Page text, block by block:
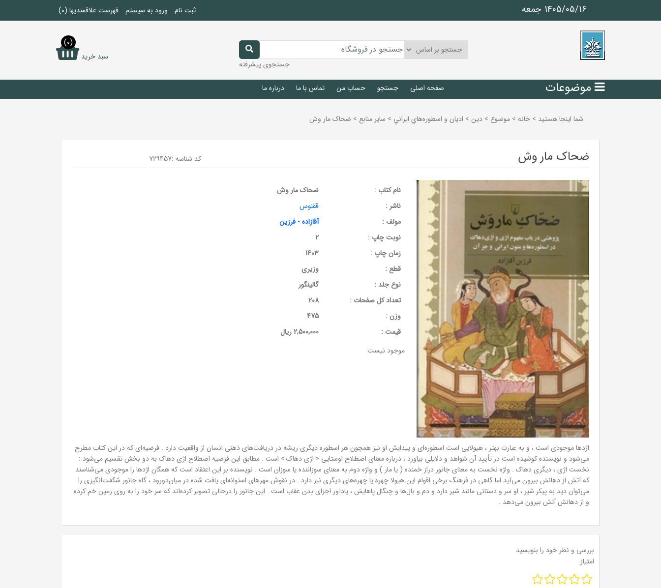
1405/05/16 جمعه ثبت نام ورود به سیستم فهرست علاقمندیها (0)
جستجوی پیشرفته
سبد خرید
(0)
موضوعات صفحه اصلی جستجو حساب من تماس با ما درباره ما
شما اینجا هستید > خانه > موضوع > دين > اديان و اسطوره‌هاي ايراني > ساير منابع > ضحاک مار وش
ضحاک مار وش کد شناسه :729457
نام کتاب :
ضحاک مار وش
ناشر :
ققنوس
مولف :
آقازاده - فرزین
نوبت چاپ :
2
زمان چاپ :
1403
قطع :
وزیری
نوع جلد :
گالینگور
تعداد کل صفحات :
208
وزن :
475
قيمت :
2,500,000 ریال
موجود نیست
اژدها موجودی است ، و به عبارت بهتر ، هیولایی است اسطوره‌ای و پیدایش او نیز همچون هر اسطوره دیگری ریشه در دریافت‌های ذهنی انسان از واقعیت دارد . فرضیه‌ای که در این کتاب مطرح
می‌شود و نویسنده کوشیده است در تأیید آن شواهد و دلایلی بیاورد ، درباره معنای اصطلاح اوستایی « اژی دهاک » است . مطابق این فرضیه اصطلاح اژی دهاک به دو بخش تقسیم می‌شود :
نخست اژی ، دیگری دهاک . واژه نخست به معنای جانور دراز خمنده ( یا مار ) و واژه دوم به معنای سوزاننده یا سوزان است . نویسنده بر این اعتقاد است که همگان اژدها را موجودی می‌شناسند
که آتش از دهانش بیرون می‌آید اما گاهی در فرهنگ برخی اقوام این هیولا چهره یا چهره‌های دیگری نیز دارد . در نقوش مهرهای استوانه‌ای یافت شده در میان‌دورود ، گاه جانور شگفت‌انگیزی را
می‌توان دید به پیکر شیر ، او سر و دستانی مانند شیر دارد و دم و بال‌ها و چنگال پاهایش ، یادآور اجزای بدن عقاب است . این جانور را درحالی تصویر کرده‌اند که سر خود را به روی زمین خم کرده
و از دهانش آتش بیرون می‌دهد .
بررسی و نظر خود را بنویسید
امتیاز